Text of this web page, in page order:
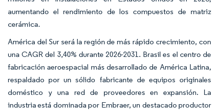
aumentando el rendimiento de los compuestos de matriz
cerámica.
América del Sur será la región de más rápido crecimiento, con
una CAGR del 3,40% durante 2026-2031. Brasil es el centro de
fabricación aeroespacial más desarrollado de América Latina,
respaldado por un sólido fabricante de equipos originales
doméstico y una red de proveedores en expansión. La
industria está dominada por Embraer, un destacado productor